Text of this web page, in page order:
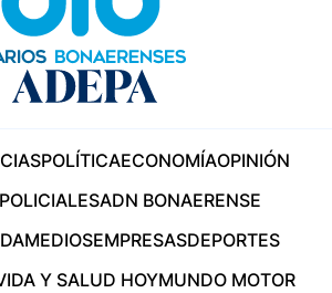
POLÍTICAECONOMÍAOPINIÓN
POLICIALESADN BONAERENSE
MEDIOSEMPRESASDEPORTES
Y SALUD HOYMUNDO MOTOR